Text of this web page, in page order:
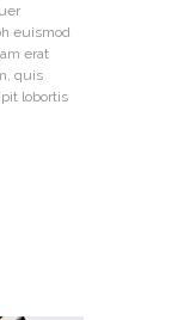
euismod
erat
quis
lobortis